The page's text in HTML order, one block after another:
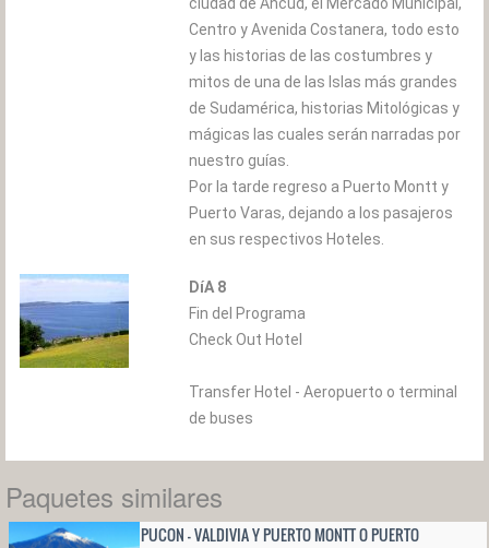
Centro y Avenida Costanera, todo esto
y las historias de las costumbres y
mitos de una de las Islas más grandes
de Sudamérica, historias Mitológicas y
mágicas las cuales serán narradas por
nuestro guías.
Por la tarde regreso a Puerto Montt y
Puerto Varas, dejando a los pasajeros
en sus respectivos Hoteles.
DíA 8
Fin del Programa
Check Out Hotel
Transfer Hotel - Aeropuerto o terminal
de buses
Paquetes similares
PUCON - VALDIVIA Y PUERTO MONTT O PUERTO